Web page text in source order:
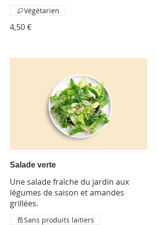
4,50 €
Végétarien
Salade verte
Une salade fraîche du jardin aux
légumes de saison et amandes
grillées.
Sans produits laitiers